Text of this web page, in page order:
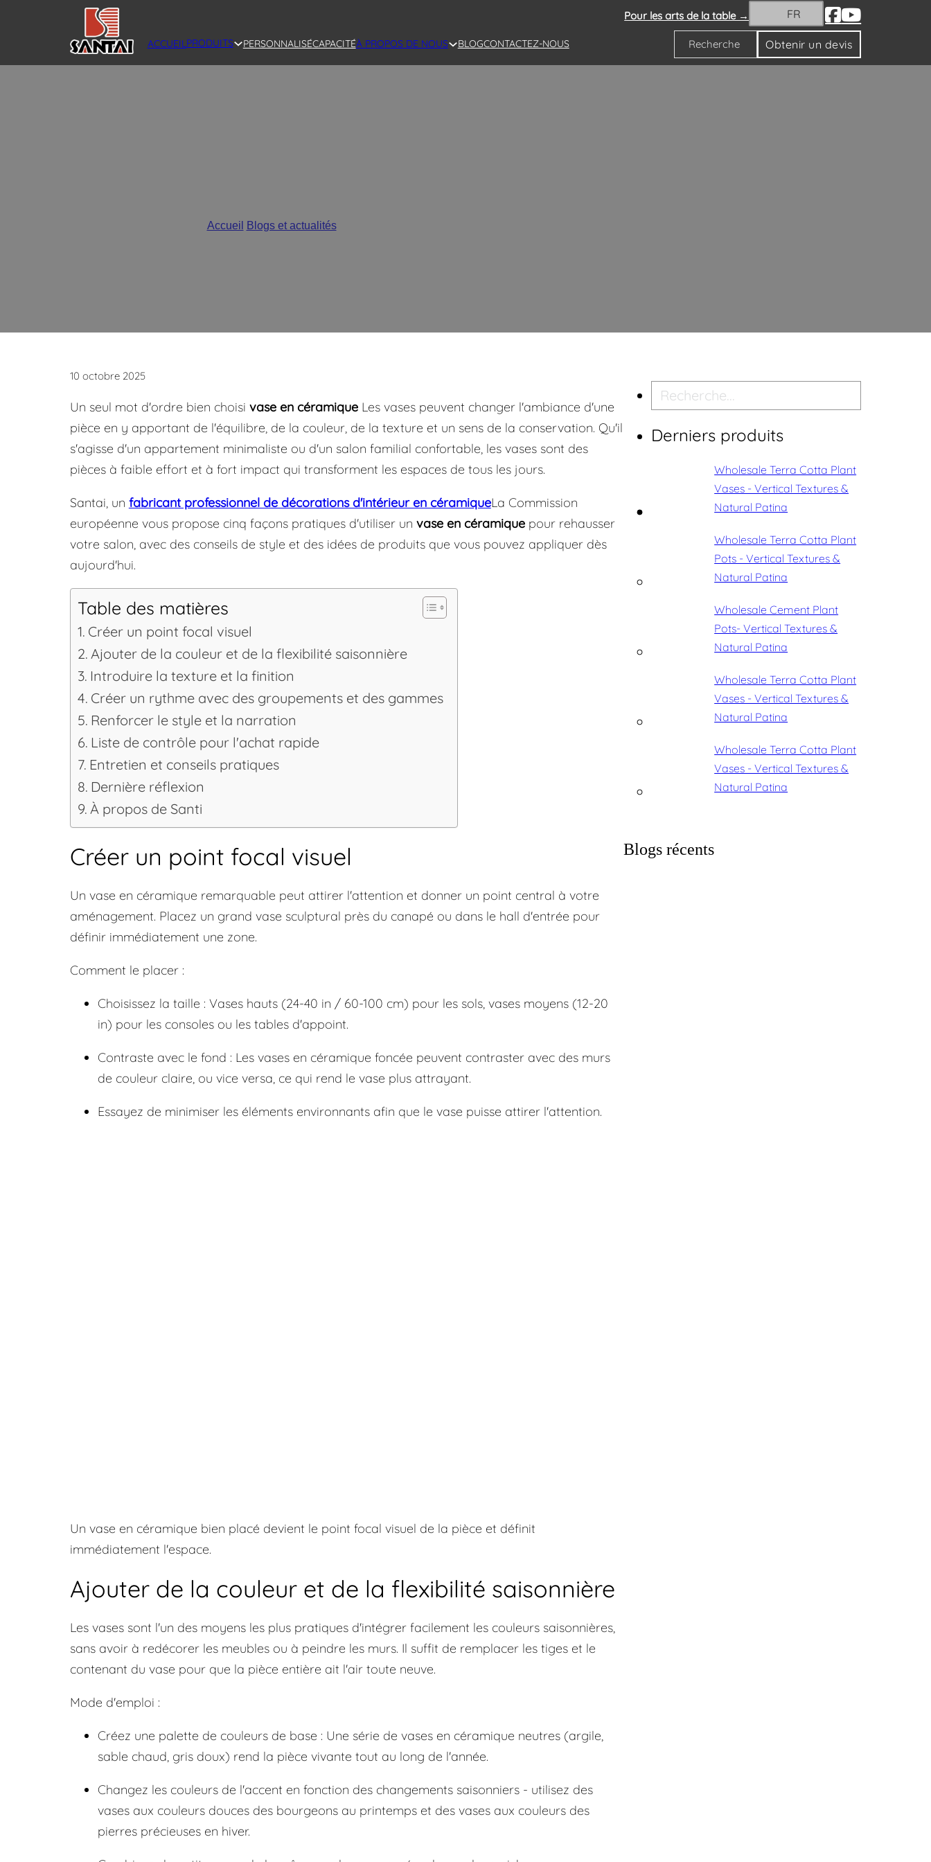
Pour les arts de la table → FR
ACCUEILPRODUITS PERSONNALISÉCAPACITÉÀ PROPOS DE NOUS BLOGCONTACTEZ-NOUS
Rechercher
Obtenir un devis
Accueil Blogs et actualités/
10 octobre 2025
Un seul mot d'ordre bien choisi vase en céramiqueLes vases peuvent changer l'ambiance d'une
pièce en y apportant de l'équilibre, de la couleur, de la texture et un sens de la conservation. Qu'il
s'agisse d'un appartement minimaliste ou d'un salon familial confortable, les vases sont des
pièces à faible effort et à fort impact qui transforment les espaces de tous les jours.
Santai, un fabricant professionnel de décorations d'intérieur en céramiqueLa Commission
européenne vous propose cinq façons pratiques d'utiliser un vase en céramiquepour rehausser
votre salon, avec des conseils de style et des idées de produits que vous pouvez appliquer dès
aujourd'hui.
Table des matières
Créer un point focal visuel
Ajouter de la couleur et de la flexibilité saisonnière
Introduire la texture et la finition
Créer un rythme avec des groupements et des gammes
Renforcer le style et la narration
Liste de contrôle pour l'achat rapide
Entretien et conseils pratiques
Dernière réflexion
À propos de Santi
Créer un point focal visuel
Un vase en céramique remarquable peut attirer l'attention et donner un point central à votre
aménagement. Placez un grand vase sculptural près du canapé ou dans le hall d'entrée pour
définir immédiatement une zone.
Comment le placer :
Choisissez la taille : Vases hauts (24-40 in / 60-100 cm) pour les sols, vases moyens (12-20
in) pour les consoles ou les tables d'appoint.
Contraste avec le fond : Les vases en céramique foncée peuvent contraster avec des murs
de couleur claire, ou vice versa, ce qui rend le vase plus attrayant.
Essayez de minimiser les éléments environnants afin que le vase puisse attirer l'attention.
Un vase en céramique bien placé devient le point focal visuel de la pièce et définit
immédiatement l'espace.
Ajouter de la couleur et de la flexibilité saisonnière
Les vases sont l'un des moyens les plus pratiques d'intégrer facilement les couleurs saisonnières,
sans avoir à redécorer les meubles ou à peindre les murs. Il suffit de remplacer les tiges et le
contenant du vase pour que la pièce entière ait l'air toute neuve.
Mode d'emploi :
Créez une palette de couleurs de base : Une série de vases en céramique neutres (argile,
sable chaud, gris doux) rend la pièce vivante tout au long de l'année.
Changez les couleurs de l'accent en fonction des changements saisonniers - utilisez des
vases aux couleurs douces des bourgeons au printemps et des vases aux couleurs des
pierres précieuses en hiver.
Recherche
Derniers produits
Wholesale Terra Cotta Plant
Vases - Vertical Textures &
Natural Patina
Wholesale Terra Cotta Plant
Pots - Vertical Textures &
Natural Patina
Wholesale Cement Plant
Pots- Vertical Textures &
Natural Patina
Wholesale Terra Cotta Plant
Vases - Vertical Textures &
Natural Patina
Wholesale Terra Cotta Plant
Vases - Vertical Textures &
Natural Patina
Blogs récents